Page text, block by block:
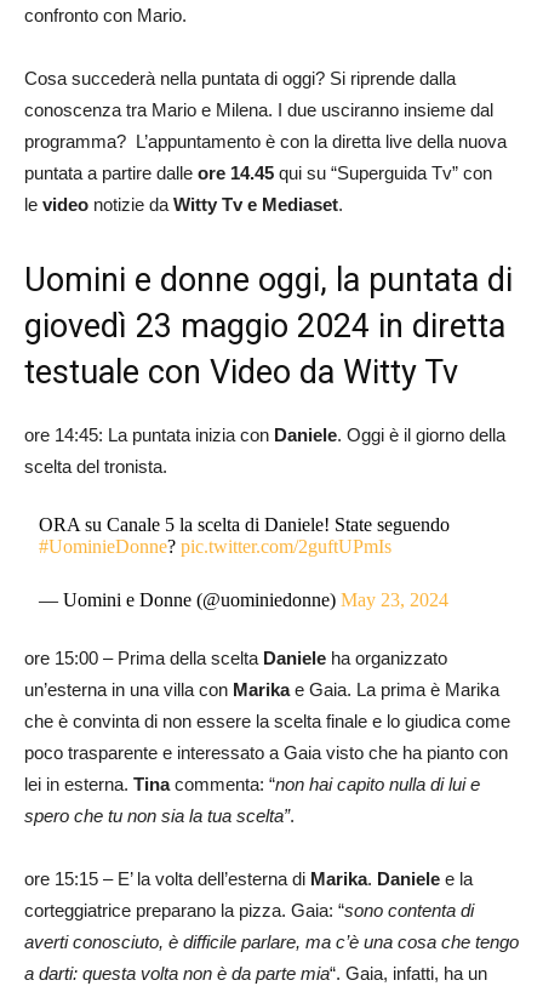
confronto con Mario.
Cosa succederà nella puntata di oggi? Si riprende dalla
conoscenza tra Mario e Milena. I due usciranno insieme dal
programma? L’appuntamento è con la diretta live della nuova
puntata a partire dalle ore 14.45 qui su “Superguida Tv” con
le video notizie daWitty Tv e Mediaset.
Uomini e donne oggi, la puntata di
giovedì 23 maggio 2024 in diretta
testuale con Video da Witty Tv
ore 14:45: La puntata inizia con Daniele. Oggi è il giorno della
scelta del tronista.
ORA su Canale 5 la scelta di Daniele! State seguendo
#UominieDonne?pic.twitter.com/2guftUPmIs
— Uomini e Donne (@uominiedonne)May 23, 2024
ore 15:00 – Prima della scelta Daniele ha organizzato
un’esterna in una villa con Marikae Gaia. La prima è Marika
che è convinta di non essere la scelta finale e lo giudica come
poco trasparente e interessato a Gaia visto che ha pianto con
lei in esterna. Tinacommenta: “non hai capito nulla di lui e
spero che tu non sia la tua scelta”.
ore 15:15 – E’ la volta dell’esterna di Marika. Daniele e la
corteggiatrice preparano la pizza. Gaia: “sono contenta di
averti conosciuto, è difficile parlare, ma c’è una cosa che tengo
a darti: questa volta non è da parte mia“. Gaia, infatti, ha un